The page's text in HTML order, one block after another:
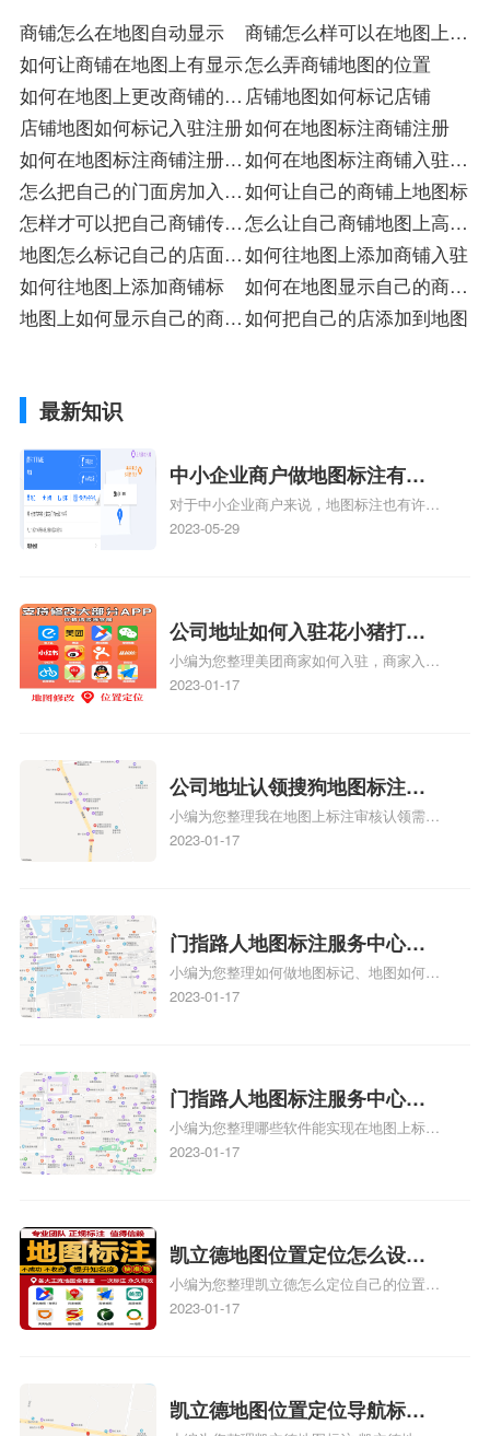
商铺怎么在地图自动显示
商铺怎么样可以在地图上显
示店
如何让商铺在地图上有显示怎么弄商铺地图的位置
如何在地图上更改商铺的位
置标
店铺地图如何标记店铺
店铺地图如何标记入驻注册如何在地图标注商铺注册
如何在地图标注商铺注册入
驻
如何在地图标注商铺入驻注
册
怎么把自己的门面房加入地
图里面
如何让自己的商铺上地图标
怎样才可以把自己商铺传在
地图上
怎么让自己商铺地图上高亮
显示店
地图怎么标记自己的店面入
驻
如何往地图上添加商铺入驻
如何往地图上添加商铺标
如何在地图显示自己的商铺
标
地图上如何显示自己的商铺如何把自己的店添加到地图
最新知识
中小企业商户做地图标注有什
么好处
对于中小企业商户来说，地图标注也有许多
好处，包括：提高可见性和曝光率：通过在
位置，增加商户被发现的机会。方便客户导
航：地图标注可以帮助客户更容易地找到商
户的实际位置。特别是对于新客户或不熟悉
该地区的客户来说，地图标注可以提供明确
图标注服务中心面的存在。对于一些客户来
说，实体指路人地
2023-05-29
公司地址如何入驻花小猪打车
地图标记？指路人地图标注服
务中心铺如何入驻花小猪打车
小编为您整理美团商家如何入驻，商家入驻
教程、商家如何入驻地图、如何入驻地:、
2023-01-17
公司地址认领搜狗地图标注多
久审核？公司地址认领地图标
注多久审核？
小编为您整理我在地图上标注审核认领需要
多久、我在地图上标注审核认领需要多久
情可查看下方正文！
2023-01-17
门指路人地图标注服务中心如
何做花小猪打车地图位置标
记？门指路人地图标注服务中
小编为您整理如何做地图标记、地图如何做
标记、so搜街景中如何做标记、360e启花贷
关地图标注知识，详情可查看下方正文！
2023-01-17
门指路人地图标注服务中心地
图位置地址标记？门指路人地
图标注服务中心苹果地图位置
小编为您整理哪些软件能实现在地图上标记
门指路人地图标注服务中心位置、门指路人
门指路人地图标注服务中心地址标注上地图
怎么弄相关地图标注知识，详情可查看下方
正文！
2023-01-17
凯立德地图位置定位怎么设置
自己的指路人地图标注服务中
心名？凯立德地图位置定位怎
小编为您整理凯立德怎么定位自己的位置
啊、手机凯立德地图定位怎么设置往上走、
地图标注服务中心铺招牌相关地图标注知
识，详情可查看下方正文！
2023-01-17
凯立德地图位置定位导航标